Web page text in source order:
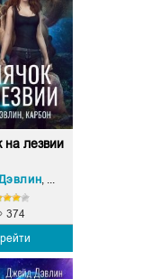
на лезвии
, Carbon (Карбон)
374